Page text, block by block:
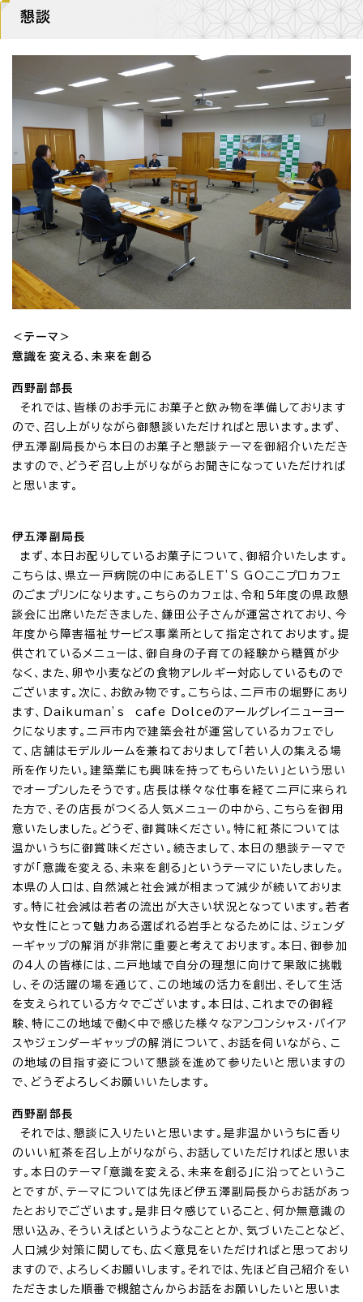
懇談
＜テーマ＞
意識を変える、未来を創る
西野副部長
それでは、皆様のお手元にお菓子と飲み物を準備しております
ので、召し上がりながら御懇談いただければと思います。まず、
伊五澤副局長から本日のお菓子と懇談テーマを御紹介いただき
ますので、どうぞ召し上がりながらお聞きになっていただければ
と思います。
伊五澤副局長
まず、本日お配りしているお菓子について、御紹介いたします。
こちらは、県立一戸病院の中にあるLET’S GOここプロカフェ
のごまプリンになります。こちらのカフェは、令和5年度の県政懇
談会に出席いただきました、鎌田公子さんが運営されており、今
年度から障害福祉サービス事業所として指定されております。提
供されているメニューは、御自身の子育ての経験から糖質が少
なく、また、卵や小麦などの食物アレルギー対応しているもので
ございます。次に、お飲み物です。こちらは、二戸市の堀野にあり
ます、Daikuman’s cafe Dolceのアールグレイニューヨー
クになります。二戸市内で建築会社が運営しているカフェでし
て、店舗はモデルルームを兼ねておりまして「若い人の集える場
所を作りたい。建築業にも興味を持ってもらいたい」という思い
でオープンしたそうです。店長は様々な仕事を経て二戸に来られ
た方で、その店長がつくる人気メニューの中から、こちらを御用
意いたしました。どうぞ、御賞味ください。特に紅茶については
温かいうちに御賞味ください。続きまして、本日の懇談テーマで
すが「意識を変える、未来を創る」というテーマにいたしました。
本県の人口は、自然減と社会減が相まって減少が続いておりま
す。特に社会減は若者の流出が大きい状況となっています。若者
や女性にとって魅力ある選ばれる岩手となるためには、ジェンダ
ーギャップの解消が非常に重要と考えております。本日、御参加
の4人の皆様には、二戸地域で自分の理想に向けて果敢に挑戦
し、その活躍の場を通じて、この地域の活力を創出、そして生活
を支えられている方々でございます。本日は、これまでの御経
験、特にこの地域で働く中で感じた様々なアンコンシャス・バイア
スやジェンダーギャップの解消について、お話を伺いながら、こ
の地域の目指す姿について懇談を進めて参りたいと思いますの
で、どうぞよろしくお願いいたします。
西野副部長
それでは、懇談に入りたいと思います。是非温かいうちに香り
のいい紅茶を召し上がりながら、お話していただければと思いま
す。本日のテーマ「意識を変える、未来を創る」に沿ってというこ
とですが、テーマについては先ほど伊五澤副局長からお話があっ
たとおりでございます。是非日々感じていること、何か無意識の
思い込み、そういえばというようなこととか、気づいたことなど、
人口減少対策に関しても、広く意見をいただければと思っており
ますので、よろしくお願いします。それでは、先ほど自己紹介をい
ただきました順番で槻舘さんからお話をお願いしたいと思いま